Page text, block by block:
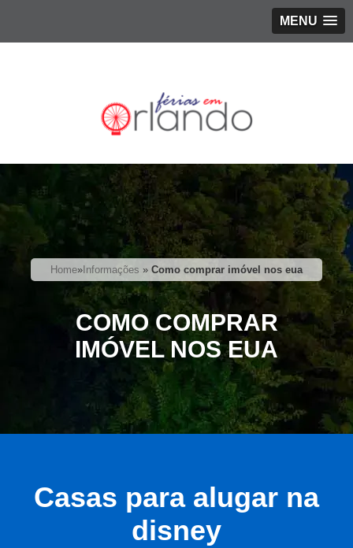
MENU
Home» Informações » Como comprar imóvel nos eua
COMO COMPRAR
IMÓVEL NOS EUA
Casas para alugar na
disney